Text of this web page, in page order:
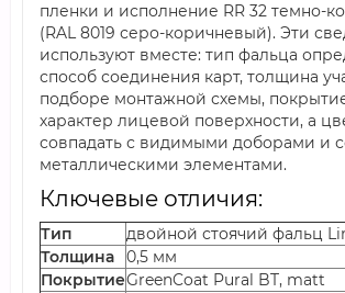
пленки и исполнение RR 32 темно-
(RAL 8019 серо-коричневый). Эти
используют вместе: тип фальца
способ соединения карт, толщина
подборе монтажной схемы,
характер лицевой поверхности, а
совпадать с видимыми доборами и
металлическими элементами.
Ключевые отличия:
Тип
двойной стоячий фальц
Толщина
0,5 мм
ПокрытиеGreenCoat Pural BT, matt